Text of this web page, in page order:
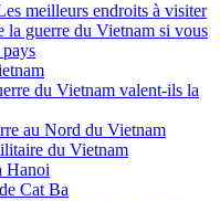
meilleurs endroits à visiter
la guerre du Vietnam si vous
du Vietnam valent-ils la
au Nord du Vietnam
du Vietnam
Hanoi
Cat Ba